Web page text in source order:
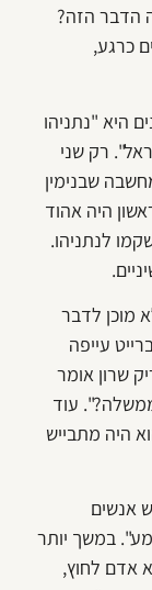
הדבר הזה?
כרגע,
היא "נתניהו
רק שני
שבנימין
היה אהוד
לנתניהו.
מוכן לדבר
עייפה
שרון אומר
עוד
היה מתבייש
אנשים
במשך יותר
אדם לחוץ,